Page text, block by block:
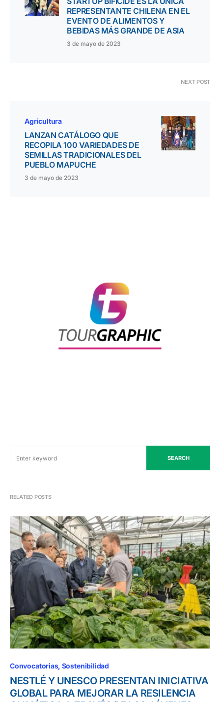
REPRESENTANTE CHILENA EN EL
EVENTO DE ALIMENTOS Y
BEBIDAS MÁS GRANDE DE ASIA
3 de mayo de 2023
NEXT POST
Agricultura
LANZAN CATÁLOGO QUE
RECOPILA 100 VARIEDADES DE
SEMILLAS TRADICIONALES DEL
PUEBLO MAPUCHE
3 de mayo de 2023
SEARCH
RELATED POSTS
Convocatorias Sostenibilidad
NESTLÉ Y UNESCO PRESENTAN INICIATIVA
GLOBAL PARA MEJORAR LA RESILENCIA